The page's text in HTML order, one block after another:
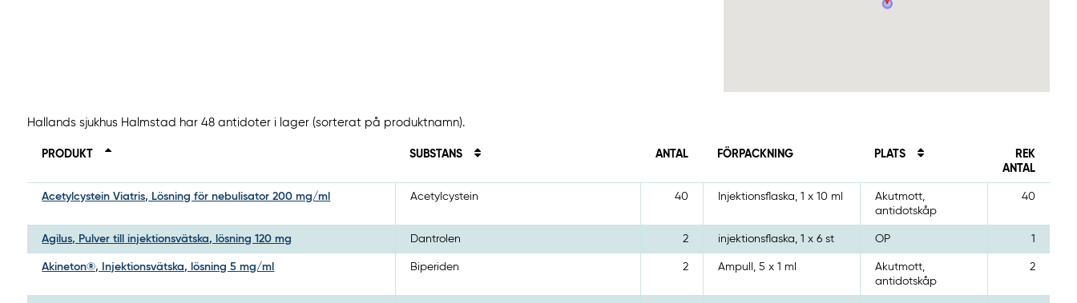
Hallands sjukhus Halmstad har 48 antidoter i lager (sorterat på produktnamn).
PRODUKT SUBSTANS ANTAL FÖRPACKNING PLATS
REK
ANTAL
Acetylcystein Viatris, Lösning för nebulisator 200 mg/ml Acetylcystein 40 Injektionsflaska, 1 x 10 ml
Akutmott,
antidotskåp
40
Agilus, Pulver till injektionsvätska, lösning 120 mg Dantrolen 2 injektionsflaska, 1 x 6 st OP 1
Akineton®, Injektionsvätska, lösning 5 mg/ml Biperiden 2 Ampull, 5 x 1 ml
Akutmott,
antidotskåp
2